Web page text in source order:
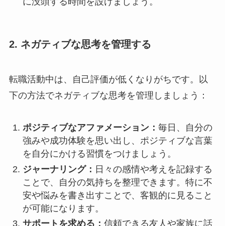
2. ネガティブな思考を管理する
転職活動中は、自己評価が低くなりがちです。以
下の方法でネガティブな思考を管理しましょう：
ポジティブなアファメーション： 毎日、自分の
強みや成功体験を思い出し、ポジティブな言葉
を自分にかける習慣をつけましょう。
ジャーナリング： 日々の感情や考えを記録する
ことで、自分の気持ちを整理できます。特に不
安や悩みを書き出すことで、客観的に見ること
が可能になります。
サポートを求める： 信頼できる友人や家族に話